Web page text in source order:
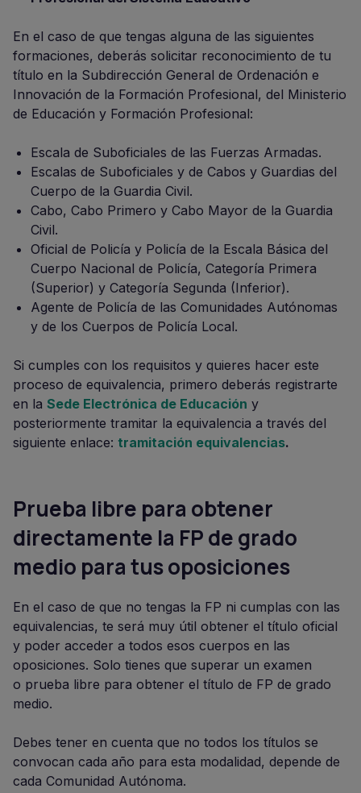
En el caso de que tengas alguna de las siguientes
formaciones, deberás solicitar reconocimiento de tu
título en la Subdirección General de Ordenación e
Innovación de la Formación Profesional, del Ministerio
de Educación y Formación Profesional:
Escala de Suboficiales de las Fuerzas Armadas.
Escalas de Suboficiales y de Cabos y Guardias del
Cuerpo de la Guardia Civil.
Cabo, Cabo Primero y Cabo Mayor de la Guardia
Civil.
Oficial de Policía y Policía de la Escala Básica del
Cuerpo Nacional de Policía, Categoría Primera
(Superior) y Categoría Segunda (Inferior).
Agente de Policía de las Comunidades Autónomas
y de los Cuerpos de Policía Local.
Si cumples con los requisitos y quieres hacer este
proceso de equivalencia, primero deberás registrarte
en la Sede Electrónica de Educación y
posteriormente tramitar la equivalencia a través del
siguiente enlace: tramitación equivalencias.
Prueba libre para obtener
directamente la FP de grado
medio para tus oposiciones
En el caso de que no tengas la FP ni cumplas con las
equivalencias, te será muy útil obtener el título oficial
y poder acceder a todos esos cuerpos en las
oposiciones. Solo tienes que superar un examen
o prueba libre para obtener el título de FP de grado
medio.
Debes tener en cuenta que no todos los títulos se
convocan cada año para esta modalidad, depende de
cada Comunidad Autónoma.